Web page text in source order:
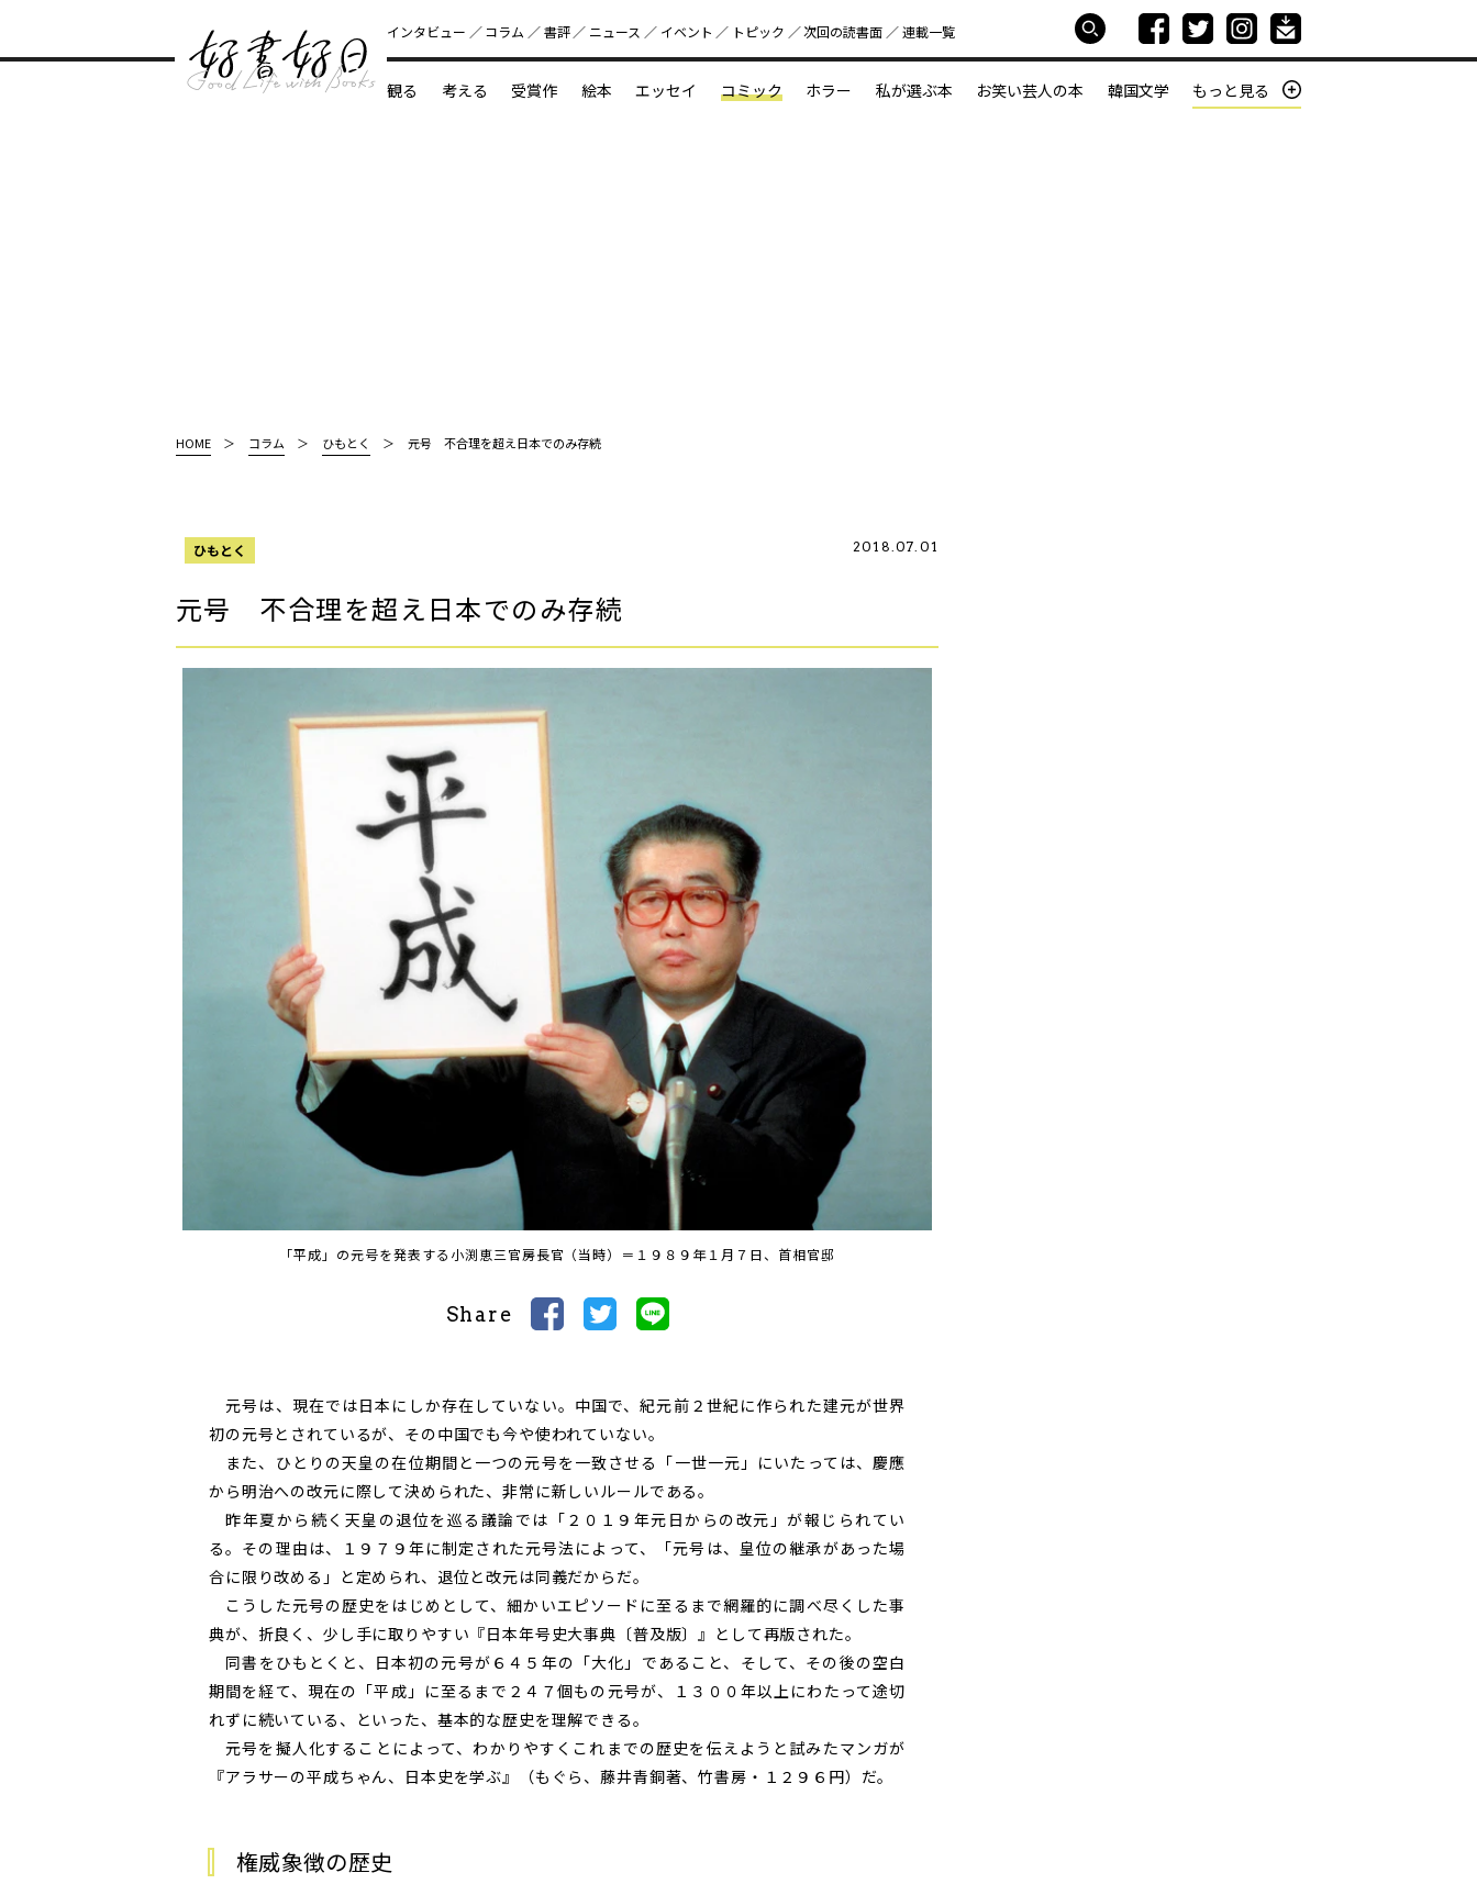
好書好日
インタビュー コラム 書評 ニュース イベント トピック 次回の読書⾯ 連載一覧
観る 考える 受賞作 絵本 エッセイ コミック ホラー 私が選ぶ本 お笑い芸人の本 韓国文学 もっと見る
HOME コラム ひもとく 元号 不合理を超え日本でのみ存続
ひもとく 2018.07.01
元号 不合理を超え日本でのみ存続
「平成」の元号を発表する小渕恵三官房長官（当時）＝１９８９年１月７日、首相官邸
Share
元号 は、現在では日本にしか存在していない。中国で、紀元前２世紀に作られた建元が世界
初の元号とされているが、その中国でも今や使われていない。
また、ひとりの天皇の在位期間と一つの元号を一致させる「一世一元」にいたっては、慶應
から明治への改元に際して決められた、非常に新しいルールである。
昨年夏から続く天皇の退位を巡る議論では「２０１９年元日からの改元」が報じられてい
る。その理由は、１９７９年に制定された元号法によって、「元号 は、皇位の継承があった場
合に限り改める」と定められ、退位と改元は同義だからだ。
こうした元号の歴史をはじめとして、細かいエピソードに至るまで網羅的に調べ尽くした事
典が、折良く、少し手に取りやすい『日本年号史大事典〔普及版〕』として再版された。
同書をひもとくと、日本初の元号が６４５年の「大化」であること、そして、その後の空白
期間を経て、現在の「平成」に至るまで２４７個もの元号が、１３００年以上にわたって途切
れずに続いている、といった、基本的な歴史を理解できる。
元号を擬人化することによって、わかりやすくこれまでの歴史を伝えようと試みたマンガが
『アラサーの平成ちゃん、日本史を学ぶ』（もぐら、藤井青銅著、竹書房・１２９６円）だ。
権威象徴の歴史